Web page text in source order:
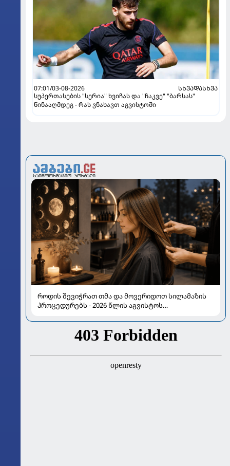
07:01/03-08-2026
ᲡᲮᲕᲐᲓᲐᲡᲮᲕᲐ
სუპერთასების "სერია" ხვიჩას და "ჩაკვე" "ბარსას"
წინააღმდეგ - რას ვნახავთ აგვისტოში
როდის შევიჭრათ თმა და მოვერიდოთ სილამაზის
პროცედურებს - 2026 წლის აგვისტოს